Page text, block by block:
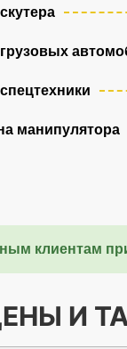
манипулятора
клиентам
И